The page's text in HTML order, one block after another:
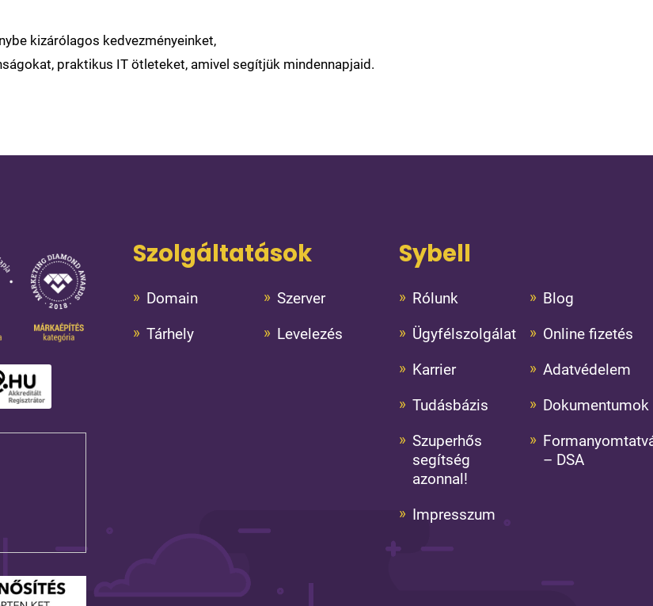
kizárólagos kedvezményeinket,
praktikus IT ötleteket, amivel segítjük mindennapjaid.
Szolgáltatások
Domain
Szerver
Tárhely
Levelezés
Sybell
Rólunk
Blog
Ügyfélszolgálat
Online fizetés
Karrier
Adatvédelem
Tudásbázis
Dokumentumok
Szuperhős
segítség
azonnal!
– DSA
Impresszum